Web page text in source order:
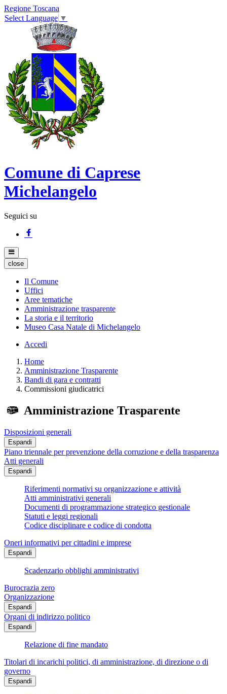
Regione Toscana
Select Language ▼
Comune di Caprese
Michelangelo
Seguici su
close
Il Comune
Uffici
Aree tematiche
Amministrazione trasparente
La storia e il territorio
Museo Casa Natale di Michelangelo
Accedi
Home
Amministrazione Trasparente
Bandi di gara e contratti
Commissioni giudicatrici
Amministrazione Trasparente
Disposizioni generali
Espandi
Piano triennale per prevenzione della corruzione e della trasparenza
Atti generali
Espandi
Riferimenti normativi su organizzazione e attività
Atti amministrativi generali
Documenti di programmazione strategico gestionale
Statuti e leggi regionali
Codice disciplinare e codice di condotta
Oneri informativi per cittadini e imprese
Espandi
Scadenzario obblighi amministrativi
Burocrazia zero
Organizzazione
Espandi
Organi di indirizzo politico
Espandi
Relazione di fine mandato
Titolari di incarichi politici, di amministrazione, di direzione o di
governo
Espandi